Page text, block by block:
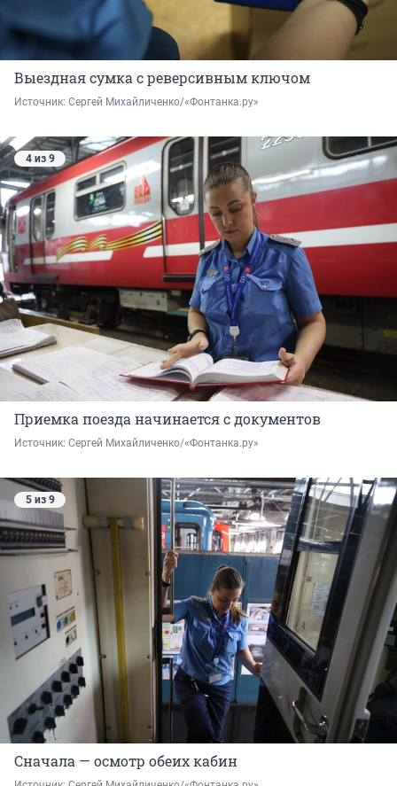
Выездная сумка с реверсивным ключом
Источник: Сергей Михайличенко/«Фонтанка.ру»
4 из 9
Приемка поезда начинается с документов
Источник: Сергей Михайличенко/«Фонтанка.ру»
5 из 9
Сначала — осмотр обеих кабин